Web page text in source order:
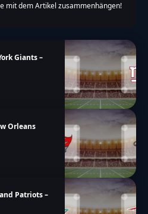
mit dem Artikel zusammenhängen!
Giants –
Orleans
Patriots –